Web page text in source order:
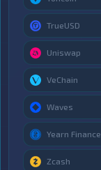
TrueUSD
Uniswap
VeChain
Waves
Yearn Finance
Zcash